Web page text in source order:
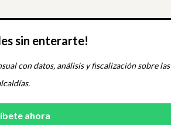
sin enterarte!
con datos, análisis y fiscalización sobre las